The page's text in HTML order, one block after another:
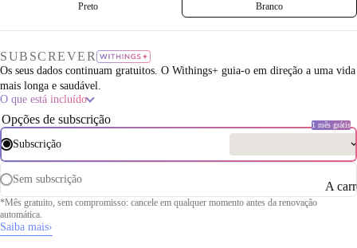
A
Preto Branco
SUBSCREVER
Os seus dados continuam gratuitos. O Withings+ guia-o em direção a uma vida
mais longa e saudável.
O que está incluído
Opções de subscrição
Subscrição
1 mês grátis
Sem subscrição
*Mês gratuito, sem compromisso: cancele em qualquer momento antes da renovação
automática.
Saiba mais›